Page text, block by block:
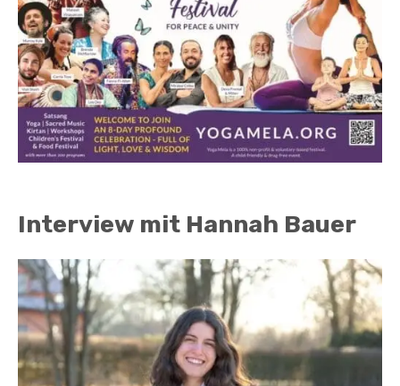
Interview mit Hannah Bauer